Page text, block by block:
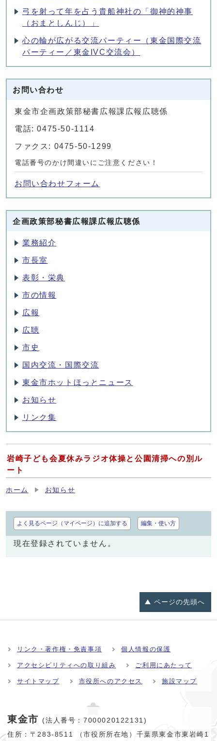
弓を射って年を占う貴船神社の「御神的神事
（おまとしんじ）」
心の輪が広がる交流パーティー（東金国際交流
パーティー／東金IVC交流会）
お問い合わせ
東金市企画政策部秘書広報課広報広聴係
電話: 0475-50-1114
ファクス: 0475-50-1299
電話番号のかけ間違いにご注意ください！
お問い合わせフォーム
企画政策部秘書広報課広報広聴係
業務紹介
市長室
表彰・栄典
市の情報
広報
広聴
市史
国内交流・国際交流
東金市ホットほっとニュース
お知らせ
リンク集
岩崎子ども会夏休みラジオ体操と公園清掃への別ル
ート
ホーム お知らせ
よく見るページ（マイページ）に追加する 編集・使い方
現在登録されていません。
ページの先頭へ
リンク・著作権・免責事項 個人情報の保護
アクセシビリティへの取り組み ご利用にあたって
サイトマップ 市役所へのアクセス 施設マップ
東金市
(法人番号：7000020122131)
住所：〒283-8511 （市役所所在地）千葉県東金市東岩崎1